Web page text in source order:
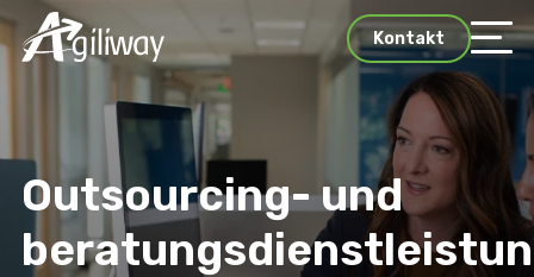
Kontakt
Outsourcing- und